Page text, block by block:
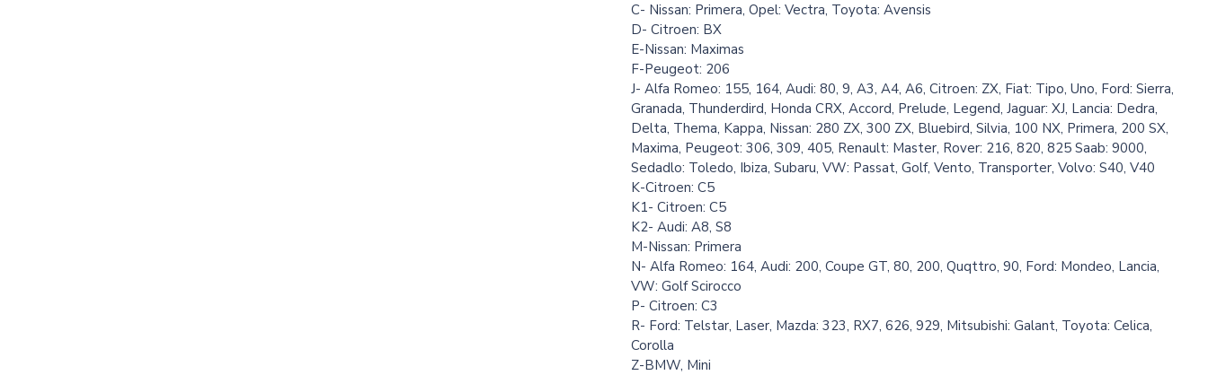
C- Nissan: Primera, Opel: Vectra, Toyota: Avensis
D- Citroen: BX
E-Nissan: Maximas
F-Peugeot: 206
J- Alfa Romeo: 155, 164, Audi: 80, 9, A3, A4, A6, Citroen: ZX, Fiat: Tipo, Uno, Ford: Sierra,
Granada, Thunderdird, Honda CRX, Accord, Prelude, Legend, Jaguar: XJ, Lancia: Dedra,
Delta, Thema, Kappa, Nissan: 280 ZX, 300 ZX, Bluebird, Silvia, 100 NX, Primera, 200 SX,
Maxima, Peugeot: 306, 309, 405, Renault: Master, Rover: 216, 820, 825 Saab: 9000,
Sedadlo: Toledo, Ibiza, Subaru, VW: Passat, Golf, Vento, Transporter, Volvo: S40, V40
K-Citroen: C5
K1- Citroen: C5
K2- Audi: A8, S8
M-Nissan: Primera
N- Alfa Romeo: 164, Audi: 200, Coupe GT, 80, 200, Quqttro, 90, Ford: Mondeo, Lancia,
VW: Golf Scirocco
P- Citroen: C3
R- Ford: Telstar, Laser, Mazda: 323, RX7, 626, 929, Mitsubishi: Galant, Toyota: Celica,
Corolla
Z-BMW, Mini